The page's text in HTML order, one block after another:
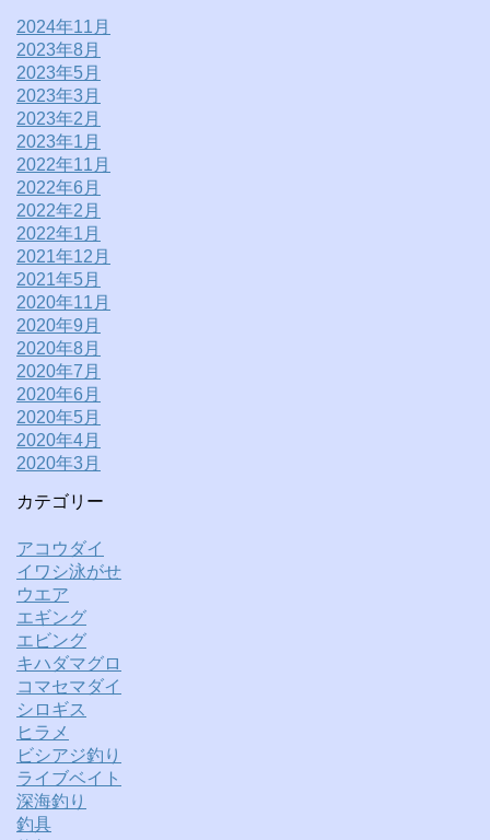
2024年11月
2023年8月
2023年5月
2023年3月
2023年2月
2023年1月
2022年11月
2022年6月
2022年2月
2022年1月
2021年12月
2021年5月
2020年11月
2020年9月
2020年8月
2020年7月
2020年6月
2020年5月
2020年4月
2020年3月
カテゴリー
アコウダイ
イワシ泳がせ
ウエア
エギング
エビング
キハダマグロ
コマセマダイ
シロギス
ヒラメ
ビシアジ釣り
ライブベイト
深海釣り
釣具